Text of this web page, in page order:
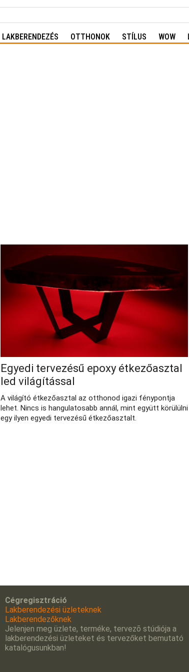
LAKBERENDEZÉS OTTHONOK STÍLUS WOW
Egyedi tervezésű epoxy étkezőasztal
led világítással
A világító étkezőasztal az otthonod igazi fénypontja
lehet. Nincs is hangulatosabb annál, mint együtt körülülni
egy ilyen egyedi tervezésű étkezőasztalt.
Cégregisztráció
Lakberendezési üzleteknek
Lakberendezőknek
Jelenjen meg üzlete, terméke, tervezõ stúdiója a
lakberendezési üzleteket és tervezőket bemutató
katalógusunkban!